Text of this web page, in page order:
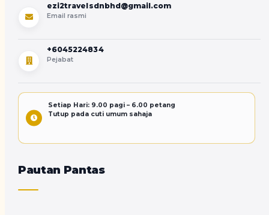
ezi2travelsdnbhd@gmail.com
Email rasmi
+6045224834
Pejabat
Setiap Hari: 9.00 pagi – 6.00 petang
Tutup pada cuti umum sahaja
Pautan Pantas